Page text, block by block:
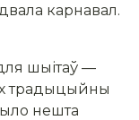
карнавал.
шыітаў —
традыцыйны
нешта